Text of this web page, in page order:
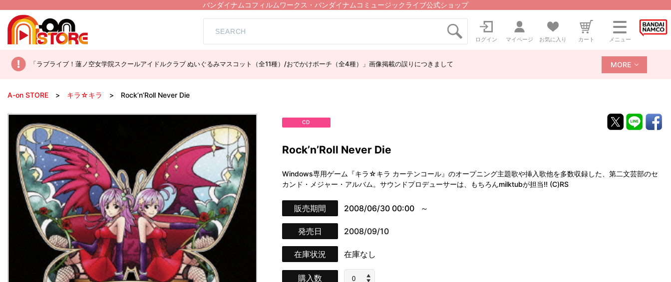
バンダイナムコフィルムワークス・バンダイナムコミュージックライブ公式ショップ
ログイン マイページ お気に入り カート メニュー
「ラブライブ！蓮ノ空女学院スクールアイドルクラブ ぬいぐるみマスコット（全11種）/おでかけポーチ（全4種）」画像掲載の誤りにつきまして MORE
A-on STORE キラ☆キラ Rock’n’Roll Never Die
CD
Rock’n’Roll Never Die
Windows専用ゲーム『キラ☆キラ カーテンコール』のオープニング主題歌や挿入歌他を多数収録した、第二文芸部のセ
カンド・メジャー・アルバム。サウンドプロデューサーは、もちろんmilktubが担当!! (C)RS
販売期間 2008/06/30 00:00
発売日 2008/09/10
在庫状況 在庫なし
購入数